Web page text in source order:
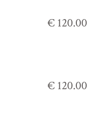
€ 120.00
€ 120.00